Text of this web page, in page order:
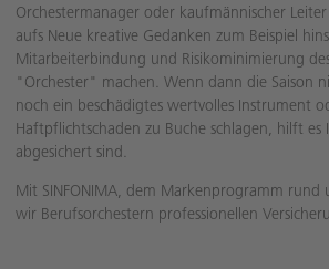
Orchestermanager oder kaufmännischer Leiter
aufs Neue kreative Gedanken zum Beispiel
Mitarbeiterbindung und Risikominimierung
"Orchester" machen. Wenn dann die Saison
noch ein beschädigtes wertvolles Instrument
Haftpflichtschaden zu Buche schlagen, hilft
abgesichert sind.
Mit SINFONIMA, dem Markenprogramm rund
wir Berufsorchestern professionellen